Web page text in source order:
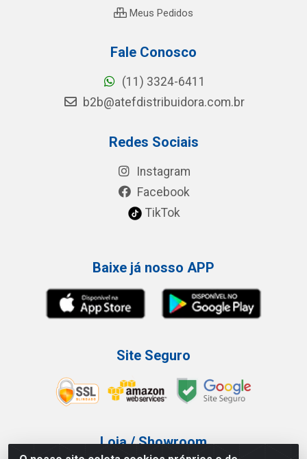
Meus Pedidos
Fale Conosco
(11) 3324-6411
b2b@atefdistribuidora.com.br
Redes Sociais
Instagram
Facebook
TikTok
Baixe já nosso APP
Site Seguro
Loja / Showroom